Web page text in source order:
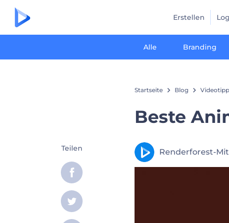
Erstellen
Alle Branding
Startseite Blog
Beste
Renderforest-
Teilen